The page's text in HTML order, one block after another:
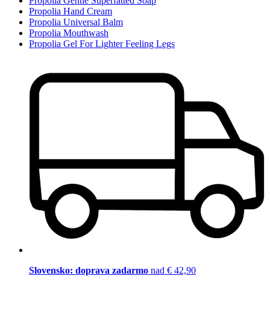
Propolia Hand Cream
Propolia Universal Balm
Propolia Mouthwash
Propolia Gel For Lighter Feeling Legs
Slovensko: doprava zadarmo nad € 42,90